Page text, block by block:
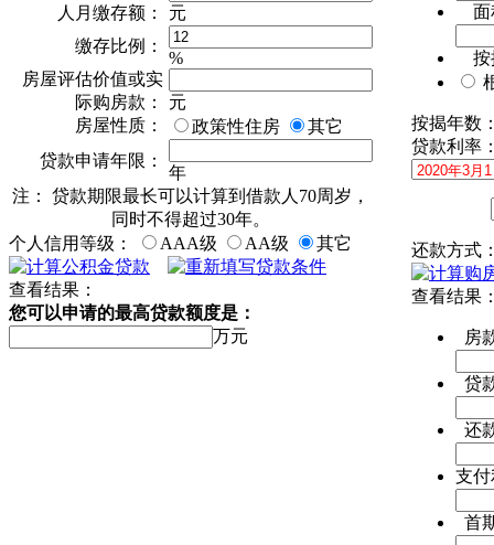
人月缴存额：
元
缴存比例：
%
房屋评估价值或实
际购房款：
元
房屋性质：
政策性住房
其它
贷款申请年限：
年
注： 贷款期限最长可以计算到借款人70周岁，
同时不得超过30年。
个人信用等级：
AAA级 AA级 其它
查看结果：
您可以申请的最高贷款额度是：
万元
面
按
按揭年数
贷款利率
还款方式
查看结果
房
贷
还
支
首